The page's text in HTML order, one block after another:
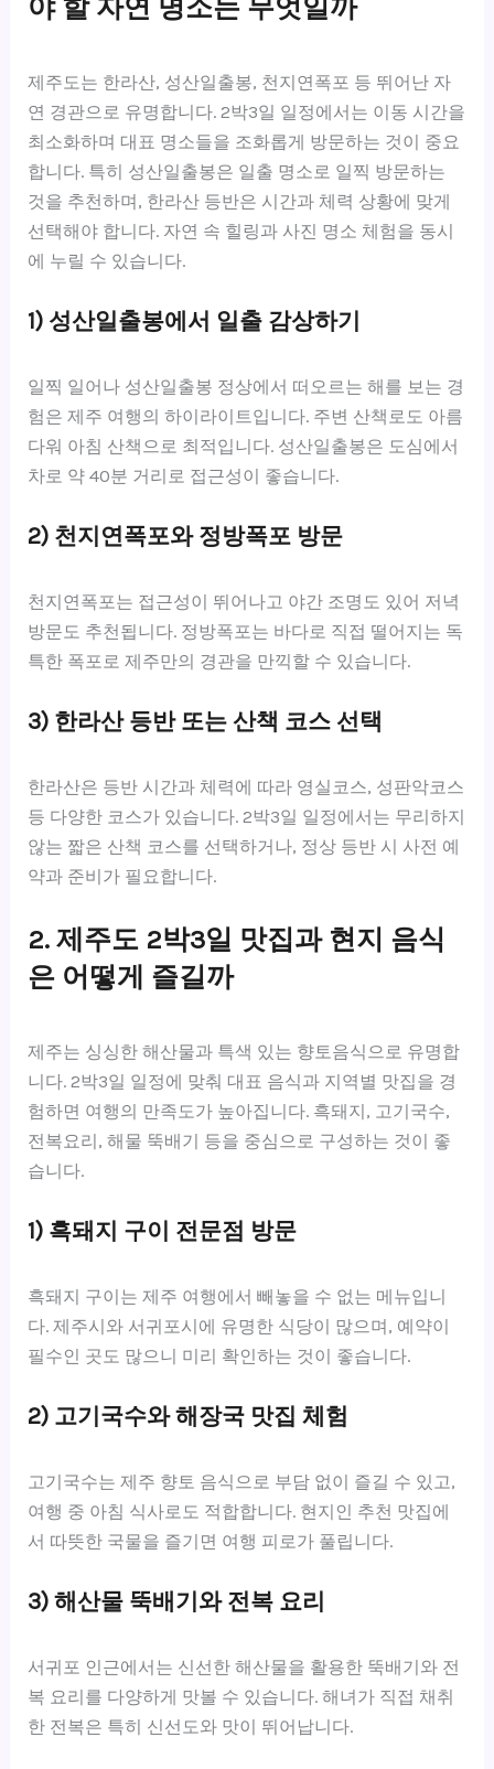
야 할 자연 명소는 무엇일까
제주도는 한라산, 성산일출봉, 천지연폭포 등 뛰어난 자
연 경관으로 유명합니다. 2박3일 일정에서는 이동 시간을
최소화하며 대표 명소들을 조화롭게 방문하는 것이 중요
합니다. 특히 성산일출봉은 일출 명소로 일찍 방문하는
것을 추천하며, 한라산 등반은 시간과 체력 상황에 맞게
선택해야 합니다. 자연 속 힐링과 사진 명소 체험을 동시
에 누릴 수 있습니다.
1) 성산일출봉에서 일출 감상하기
일찍 일어나 성산일출봉 정상에서 떠오르는 해를 보는 경
험은 제주 여행의 하이라이트입니다. 주변 산책로도 아름
다워 아침 산책으로 최적입니다. 성산일출봉은 도심에서
차로 약 40분 거리로 접근성이 좋습니다.
2) 천지연폭포와 정방폭포 방문
천지연폭포는 접근성이 뛰어나고 야간 조명도 있어 저녁
방문도 추천됩니다. 정방폭포는 바다로 직접 떨어지는 독
특한 폭포로 제주만의 경관을 만끽할 수 있습니다.
3) 한라산 등반 또는 산책 코스 선택
한라산은 등반 시간과 체력에 따라 영실코스, 성판악코스
등 다양한 코스가 있습니다. 2박3일 일정에서는 무리하지
않는 짧은 산책 코스를 선택하거나, 정상 등반 시 사전 예
약과 준비가 필요합니다.
2. 제주도 2박3일 맛집과 현지 음식
은 어떻게 즐길까
제주는 싱싱한 해산물과 특색 있는 향토음식으로 유명합
니다. 2박3일 일정에 맞춰 대표 음식과 지역별 맛집을 경
험하면 여행의 만족도가 높아집니다. 흑돼지, 고기국수,
전복요리, 해물 뚝배기 등을 중심으로 구성하는 것이 좋
습니다.
1) 흑돼지 구이 전문점 방문
흑돼지 구이는 제주 여행에서 빼놓을 수 없는 메뉴입니
다. 제주시와 서귀포시에 유명한 식당이 많으며, 예약이
필수인 곳도 많으니 미리 확인하는 것이 좋습니다.
2) 고기국수와 해장국 맛집 체험
고기국수는 제주 향토 음식으로 부담 없이 즐길 수 있고,
여행 중 아침 식사로도 적합합니다. 현지인 추천 맛집에
서 따뜻한 국물을 즐기면 여행 피로가 풀립니다.
3) 해산물 뚝배기와 전복 요리
서귀포 인근에서는 신선한 해산물을 활용한 뚝배기와 전
복 요리를 다양하게 맛볼 수 있습니다. 해녀가 직접 채취
한 전복은 특히 신선도와 맛이 뛰어납니다.